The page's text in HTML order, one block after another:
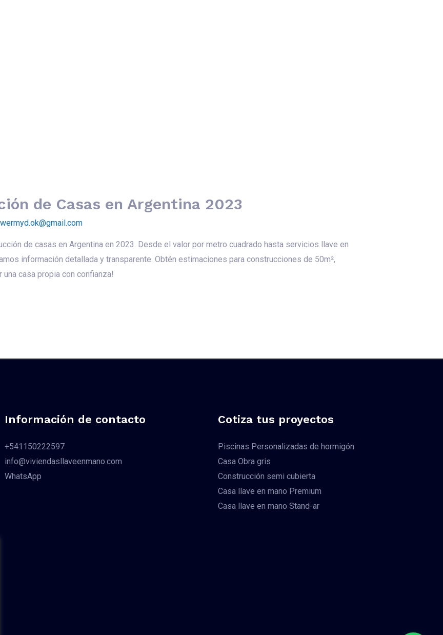
de Casas en Argentina 2023
de casas en Argentina en 2023. Desde el valor por metro cuadrado hasta servicios llave en
información detallada y transparente. Obtén estimaciones para construcciones de 50m²,
una casa propia con confianza!
Información de contacto
+541150222597
info@viviendasllaveenmano.com
WhatsApp
Cotiza tus proyectos
Piscinas Personalizadas de hormigón
Casa Obra gris
Construcción semi cubierta
Casa llave en mano Premium
Casa llave en mano Stand-ar